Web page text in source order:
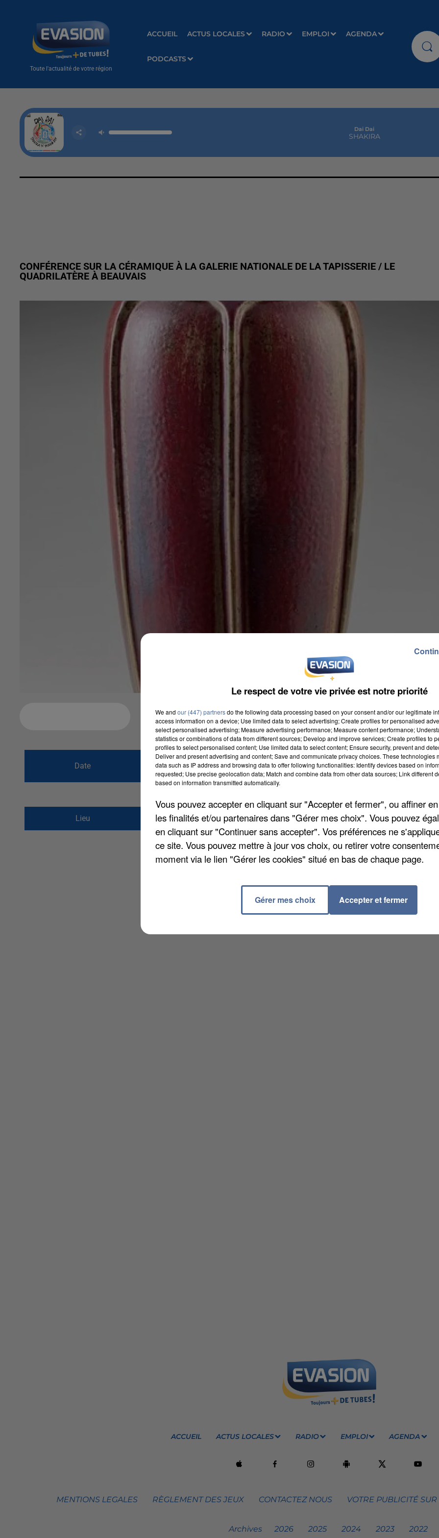
Toute l'actualité de votre région
ACCUEIL ACTUS LOCALES RADIO EMPLOI AGENDA
PODCASTS
Dai Dai
SHAKIRA
CONFÉRENCE SUR LA CÉRAMIQUE À LA GALERIE NATIONALE DE LA TAPISSERIE / LE
QUADRILATÈRE À BEAUVAIS
Date
du30 juin 2016 à 9h00
au30 juin 2016 à 19h59
Lieu
1 rue du Musée
BEAUVAIS
ACCUEIL ACTUS LOCALES RADIO EMPLOI AGENDA
MENTIONS LEGALES RÈGLEMENT DES JEUX CONTACTEZ NOUS VOTRE PUBLICITÉ
Archives 2026 2025 2024 2023 2022
Le respect de votre vie privée est notre priorité
We and our (447) partnersdo the following data processing based on your consent and/or our legitimate
access information on a device; Use limited data to select advertising; Create profiles for personalised
select personalised advertising; Measure advertising performance; Measure content performance;
statistics or combinations of data from different sources; Develop and improve services; Create profiles to
profiles to select personalised content; Use limited data to select content; Ensure security, prevent and
Deliver and present advertising and content; Save and communicate privacy choices. These technologies
data such as IP address and browsing data to offer following functionalities: Identify devices based on
requested; Use precise geolocation data; Match and combine data from other data sources; Link different
based on information transmitted automatically.
Vous pouvez accepter en cliquant sur "Accepter et fermer", ou affiner
les finalités et/ou partenaires dans "Gérer mes choix". Vous pouvez
en cliquant sur "Continuer sans accepter". Vos préférences ne
ce site. Vous pouvez mettre à jour vos choix, ou retirer votre
moment via le lien "Gérer les cookies" situé en bas de chaque page.
Gérer mes choix Accepter et fermer